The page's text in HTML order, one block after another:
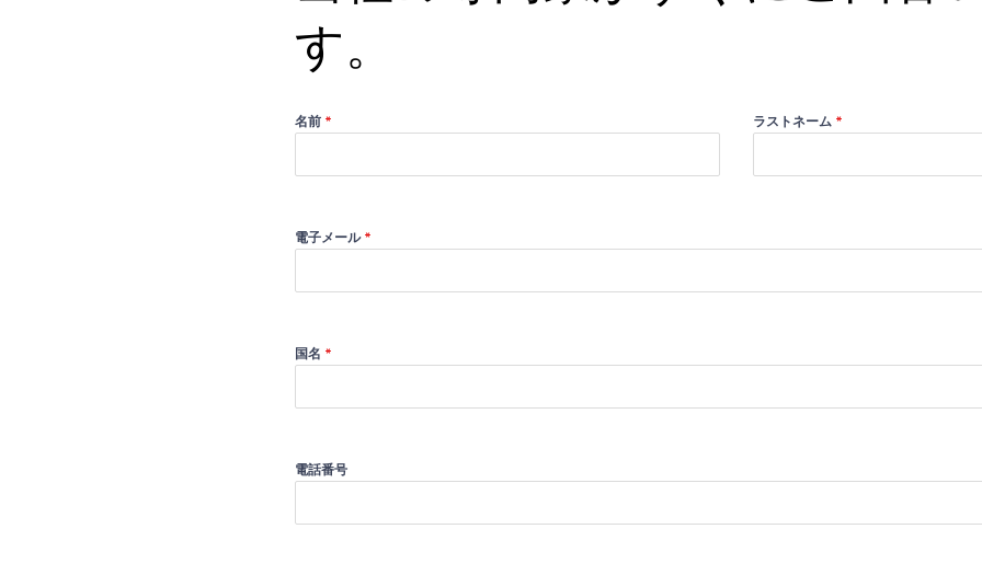
す。
名前 * ラストネーム *
電子メール*
国名 *
電話番号